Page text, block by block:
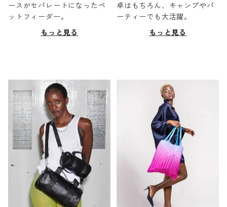
ースがセパレートになったペ
ットフィーダー。
もっと見る
卓はもちろん、キャンプやパ
ーティーでも大活躍。
もっと見る